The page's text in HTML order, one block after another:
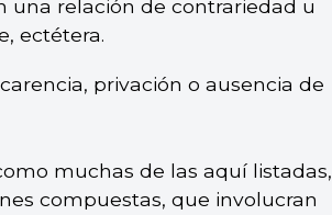
una relación de contrariedad u
ectétera.
privación o ausencia de
muchas de las aquí listadas,
compuestas, que involucran